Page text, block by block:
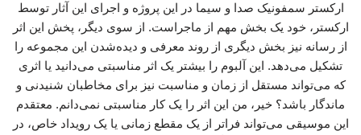
ارکستر سمفونیک صدا و سیما در این پروژه و اجرای این آثار توسط
ارکستر، خود یک بخش مهم از ماجراست. از سوی دیگر، پخش این اثر
از رسانه نیز بخش دیگری از روند معرفی و دیده‌شدن این مجموعه را
تشکیل می‌دهد. این آلبوم را بیشتر یک اثر مناسبتی می‌دانید یا اثری
که می‌تواند مستقل از زمان و مناسبت نیز برای مخاطبان شنیدنی و
ماندگار باشد؟ خیر، من این اثر را یک کار مناسبتی نمی‌دانم. معتقدم
این موسیقی می‌تواند فراتر از یک مقطع زمانی یا یک رویداد خاص، در